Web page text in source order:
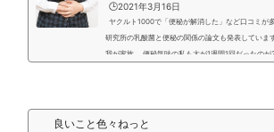
🕒️2021年3月16日
ヤクルト1000で「便秘が解消した」など口コミが
研究所の乳酸菌と便秘の関係の論文も発表していま
我が家族。 便秘気味の私も大が1週間1回だったの
クルト1000の乳酸菌シロタ株の便秘...
良いこと色々ねっと